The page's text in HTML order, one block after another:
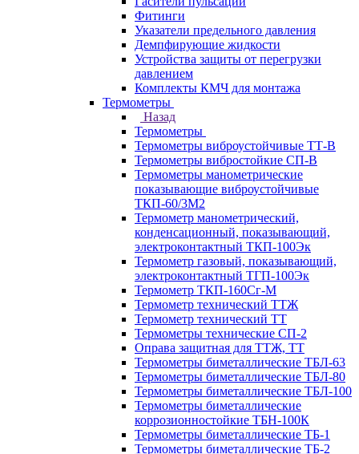
Фитинги
Указатели предельного давления
Демпфирующие жидкости
Устройства защиты от перегрузки
давлением
Комплекты КМЧ для монтажа
Термометры
Назад
Термометры
Термометры виброустойчивые ТТ-В
Термометры вибростойкие СП-В
Термометры манометрические
показывающие виброустойчивые
ТКП-60/3М2
Термометр манометрический,
конденсационный, показывающий,
электроконтактный ТКП-100Эк
Термометр газовый, показывающий,
электроконтактный ТГП-100Эк
Термометр ТКП-160Сг-М
Термометр технический ТТЖ
Термометр технический ТТ
Термометры технические СП-2
Оправа защитная для ТТЖ, ТТ
Термометры биметаллические ТБЛ-63
Термометры биметаллические ТБЛ-80
Термометры биметаллические ТБЛ-100
Термометры биметаллические
коррозионностойкие ТБН-100К
Термометры биметаллические ТБ-1
Термометры биметаллические ТБ-2